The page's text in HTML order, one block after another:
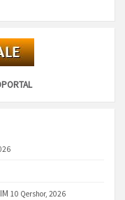
10 Qershor, 2026